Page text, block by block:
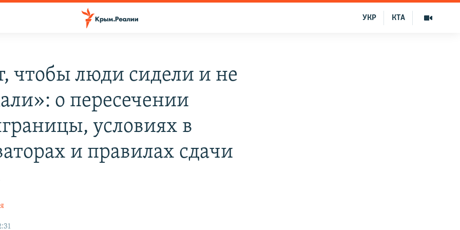
КТА
УКР
чтобы люди сидели и не
о пересечении
условиях в
и правилах сдачи